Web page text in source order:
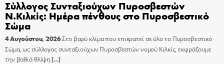
Σύλλογος Συνταξιούχων Πυροσβεστών
Ν.Κιλκίς: Ημέρα πένθους στο Πυροσβεστικό
Σώμα
4 Αυγούστου, 2026Στο βαρύ κλίμα που επικρατεί σε όλο το Πυροσβεστικό
Σώμα, ως σύλλογος συνταξιούχων Πυροσβεστών νομού Κιλκίς, εκφράζουμε
την βαθιά θλίψη[…]